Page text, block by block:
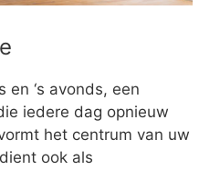
en ‘s avonds, een
iedere dag opnieuw
het centrum van uw
ook als